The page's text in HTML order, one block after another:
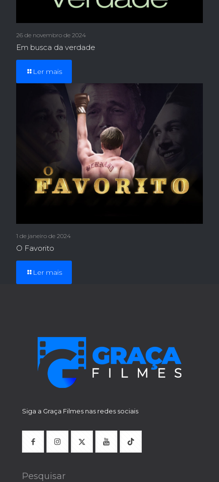
26 de novembro de 2024
Em busca da verdade
Ler mais
1 de janeiro de 2024
O Favorito
Ler mais
Siga a Graça Filmes nas redes sociais
Pesquisar